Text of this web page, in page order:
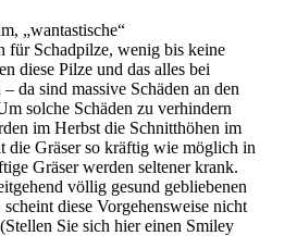
„wantastische“
für Schadpilze, wenig bis keine
diese Pilze und das alles bei
da sind massive Schäden an den
solche Schäden zu verhindern
im Herbst die Schnitthöhen im
die Gräser so kräftig wie möglich in
Gräser werden seltener krank.
völlig gesund gebliebenen
diese Vorgehensweise nicht
Sie sich hier einen Smiley